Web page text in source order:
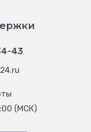
43
(МСК)